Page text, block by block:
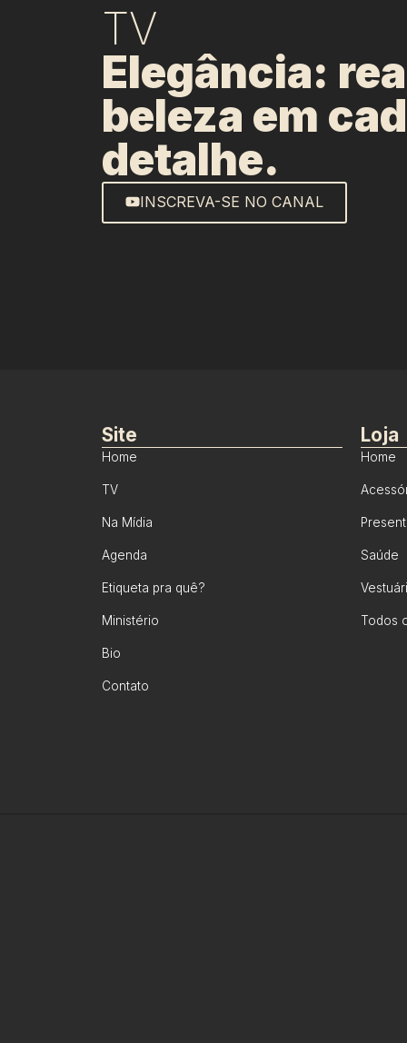
TV
Elegância:
beleza em
detalhe.
INSCREVA-SE NO CANAL
Site
Home
TV
Na Mídia
Agenda
Etiqueta pra quê?
Ministério
Bio
Contato
Loja
Home
Saúde
Todos